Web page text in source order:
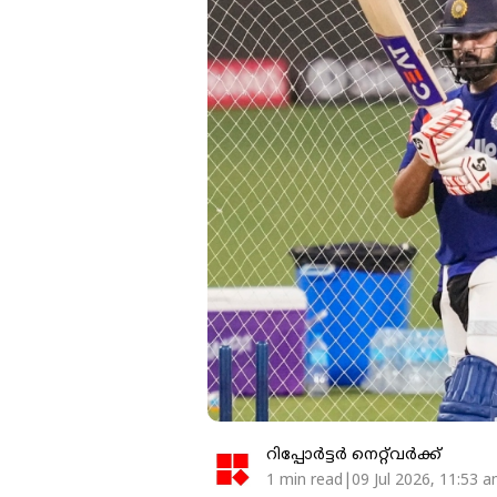
റിപ്പോർട്ടർ നെറ്റ്‌വര്‍ക്ക്‌
1 min read|09 Jul 2026, 11:53